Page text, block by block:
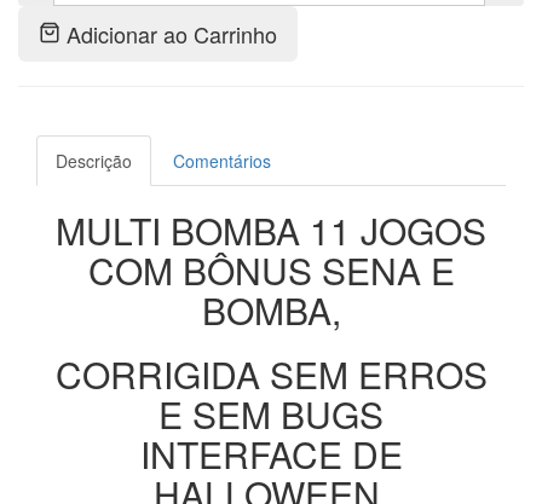
Adicionar ao Carrinho
Descrição Comentários
MULTI BOMBA 11 JOGOS
COM BÔNUS SENA E
BOMBA,
CORRIGIDA SEM ERROS
E SEM BUGS
INTERFACE DE